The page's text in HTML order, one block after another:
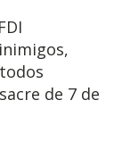
de 7 de